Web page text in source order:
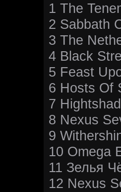
1 The
2 Sabbath
3 The
4 Black
5 Feast
6 Hosts Of
7
8 Nexus
9
10 Omega
11 Зелья
12 Nexus